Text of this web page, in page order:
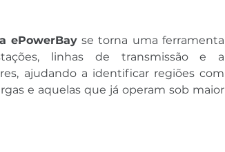
ePowerBay se torna uma ferramenta
linhas de transmissão e a
ajudando a identificar regiões com
e aquelas que já operam sob maior